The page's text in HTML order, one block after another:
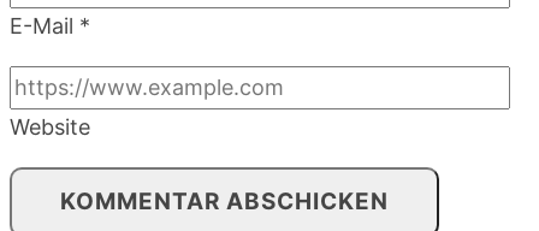
E-Mail *
Website